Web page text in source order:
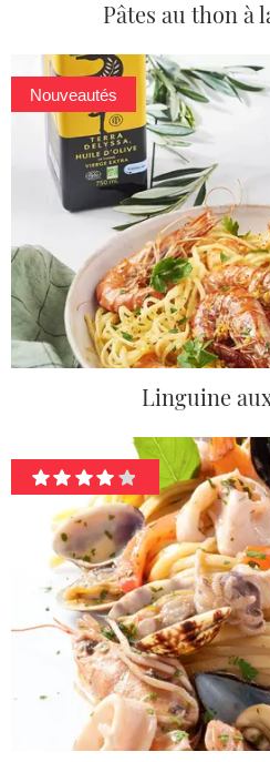
Pâtes au thon à
Nouveautés
Linguine